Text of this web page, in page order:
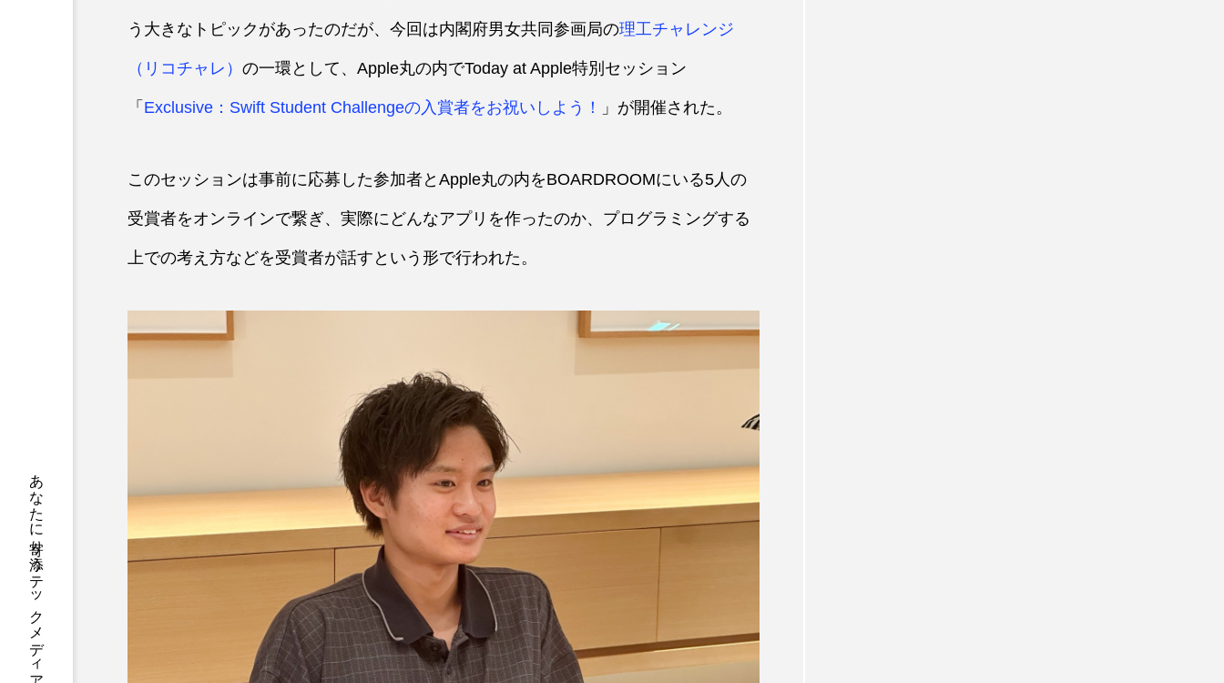
あなたに寄り添う テックメディア
う大きなトピックがあったのだが、今回は内閣府男女共同参画局の理工チャレンジ
（リコチャレ） の一環として、Apple丸の内でToday at Apple特別セッション
「 Exclusive：Swift Student Challengeの入賞者をお祝いしよう！ 」が開催された。
このセッションは事前に応募した参加者とApple丸の内をBOARDROOMにいる5人の
受賞者をオンラインで繋ぎ、実際にどんなアプリを作ったのか、プログラミングする
上での考え方などを受賞者が話すという形で行われた。